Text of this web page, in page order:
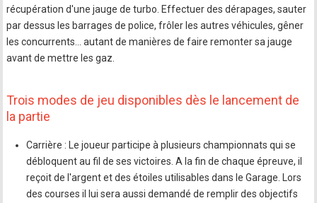
récupération d'une jauge de turbo. Effectuer des dérapages, sauter
par dessus les barrages de police, frôler les autres véhicules, gêner
les concurrents... autant de manières de faire remonter sa jauge
avant de mettre les gaz.
Trois modes de jeu disponibles dès le lancement de
la partie
Carrière : Le joueur participe à plusieurs championnats qui se
débloquent au fil de ses victoires. A la fin de chaque épreuve, il
reçoit de l'argent et des étoiles utilisables dans le Garage. Lors
des courses il lui sera aussi demandé de remplir des objectifs